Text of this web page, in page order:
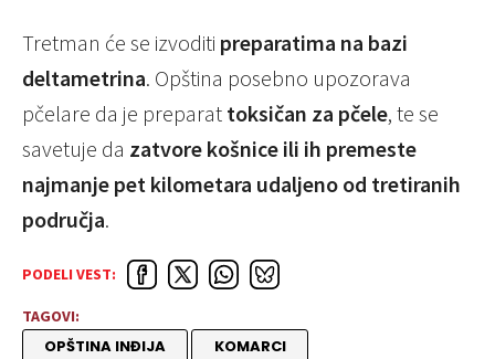
Tretman će se izvoditi preparatima na bazi
deltametrina. Opština posebno upozorava
pčelare da je preparat toksičan za pčele, te se
savetuje da zatvore košnice ili ih premeste
najmanje pet kilometara udaljeno od tretiranih
područja.
PODELI VEST:
TAGOVI:
OPŠTINA INĐIJA
KOMARCI